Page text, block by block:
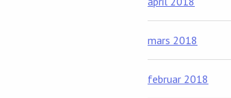
mars 2018
februar 2018